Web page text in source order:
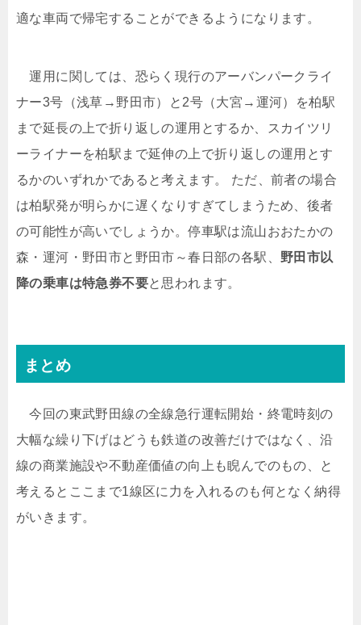
適な車両で帰宅することができるようになります。
運用に関しては、恐らく現行のアーバンパークライ
ナー3号（浅草→野田市）と2号（大宮→運河）を柏駅
まで延長の上で折り返しの運用とするか、スカイツリ
ーライナーを柏駅まで延伸の上で折り返しの運用とす
るかのいずれかであると考えます。 ただ、前者の場合
は柏駅発が明らかに遅くなりすぎてしまうため、後者
の可能性が高いでしょうか。停車駅は流山おおたかの
森・運河・野田市と野田市～春日部の各駅、 野田市以
降の乗車は特急券不要と思われます。
まとめ
今回の東武野田線の全線急行運転開始・終電時刻の
大幅な繰り下げはどうも鉄道の改善だけではなく、沿
線の商業施設や不動産価値の向上も睨んでのもの、と
考えるとここまで1線区に力を入れるのも何となく納得
がいきます。